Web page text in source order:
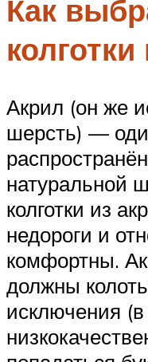
Как
Акрил (он же
шерсть) —
натуральной
колготки из
недороги и
комфортны.
должны
исключения